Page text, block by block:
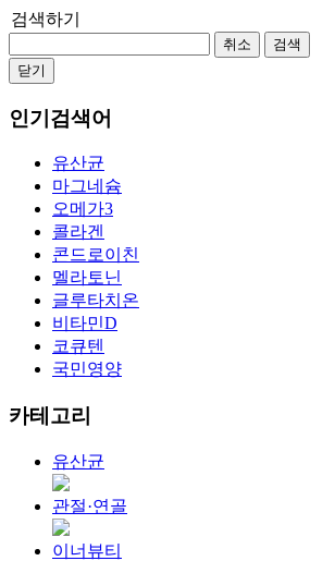
검색하기
취소
검색
닫기
인기검색어
유산균
마그네슘
오메가3
콜라겐
콘드로이친
멜라토닌
글루타치온
비타민D
코큐텐
국민영양
카테고리
유산균
관절·연골
이너뷰티